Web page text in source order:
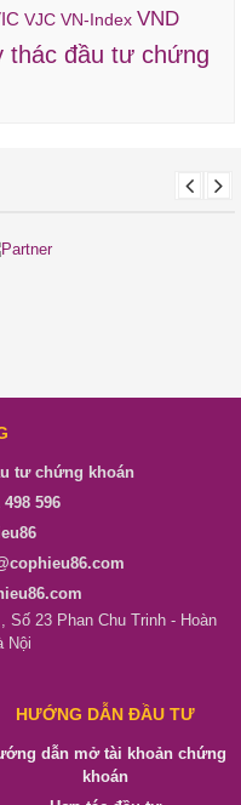
VJC VN-Index VND
thác đầu tư chứng
tư chứng khoán
596
Số 23 Phan Chu Trinh - Hoàn
Nội
HƯỚNG DẪN ĐẦU TƯ
dẫn mở tài khoản chứng
khoán